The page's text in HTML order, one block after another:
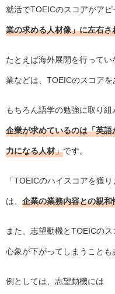
就活でTOEICのスコアがアピ
業の求める人材像」に左右さ
たとえば海外展開を行って
業などは、TOEICのスコアを
もちろん語学の勉強に取り組
企業が求めているのは「英
力になる人材」です。
「TOEICのハイスコアを獲
は、 企業の業務内容との親和
また、志望動機とTOEICの
心象が下がってしまうことも
例としては、志望動機には